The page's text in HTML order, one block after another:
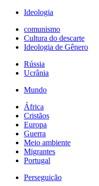
Ideologia
comunismo
Cultura do descarte
Ideologia de Gênero
Rússia
Ucrânia
Mundo
África
Cristãos
Europa
Guerra
Meio ambiente
Migrantes
Portugal
Perseguição